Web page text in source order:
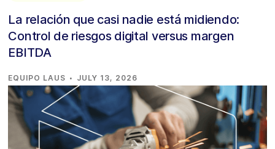
La relación que casi nadie está midiendo:
Control de riesgos digital versus margen
EBITDA
EQUIPO LAUS · JULY 13, 2026